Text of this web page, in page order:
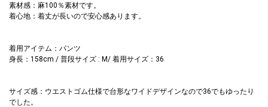
素材感：麻100％素材です。
着心地：着丈が長いので安心感あります。
着用アイテム：パンツ
身長：158cm / 普段サイズ : M/ 着用サイズ：36
サイズ感：ウエストゴム仕様で台形なワイドデザインなので36でもゆったり
でした。